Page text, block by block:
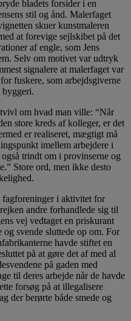
bladets forsider i en
stil og ånd. Malerfaget
skuer kunstmaleren
at forevige sejlskibet på det
af engle, som Jens
Selv om motivet var udtryk
signalere at malerfaget var
fuskere, som arbejdsgiverne
byggeri.
om hvad man ville: “Når
store kreds af kolleger, er det
er realiseret, mægtigt må
imellem arbejdere i
trindt om i provinserne og
Store ord, men ikke desto
fagforeninger i aktivitet for
andre forhandlede sig til
vej vedtaget en priskurant
og svende sluttede op om. For
havde stiftet en
på at gøre det af med al
på gaden med
til deres arbejde når de havde
forsøg på at illegalisere
der berørte både smede og